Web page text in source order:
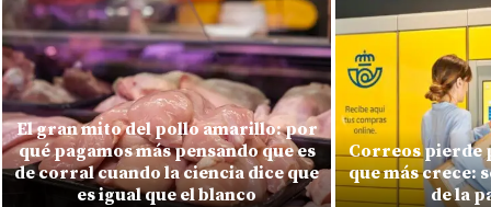
El gran mito del pollo amarillo: por
qué pagamos más pensando que es
de corral cuando la ciencia dice que
es igual que el blanco
Correos pierde
que más crece:
de la